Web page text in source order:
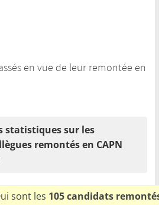
en vue de leur remontée en
statistiques sur les
remontés en CAPN
sont les 105 candidats